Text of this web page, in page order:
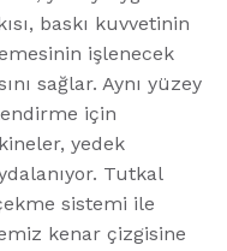
baskı kuvvetinin
işlenecek
sağlar. Aynı yüzey
için
yedek
Tutkal
sistemi ile
kenar çizgisine